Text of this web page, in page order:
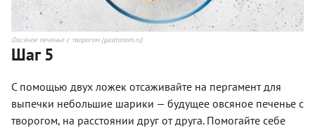
Овсяное печенье с творогом (gastronom.ru)
Шаг 5
С помощью двух ложек отсаживайте на пергамент для
выпечки небольшие шарики — будущее овсяное печенье с
творогом, на расстоянии друг от друга. Помогайте себе